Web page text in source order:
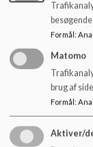
hinandens
samarbejdet i
Målsætning
I SFO'en er
aktiviteter, der
Det skal være
Formål :
Matomo
brug af
Formål:
Aktiver/